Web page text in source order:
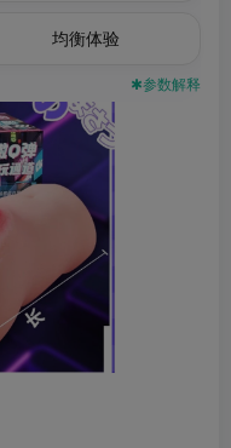
均衡体验
✱参数解释